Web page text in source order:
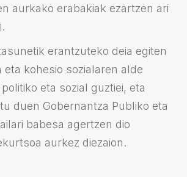
aurkako erabakiak ezartzen ari
erantzuteko deia egiten
eta kohesio sozialaren alde
eta sozial guztiei, eta
duen Gobernantza Publiko eta
babesa agertzen dio
aurkez diezaion.